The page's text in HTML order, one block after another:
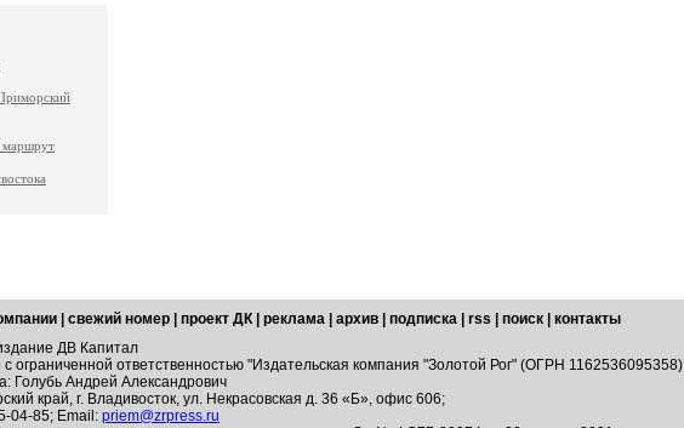
маршрут
свежий номер проект ДК реклама архив подписка rss поиск
контакты
ДВ Капитал
ограниченной ответственностью "Издательская компания "Золотой Рог" (ОГРН 1162536095358)
Голубь Андрей Александрович
край, г. Владивосток, ул. Некрасовская д. 36 «Б», офис 606;
04-85; Email: priem@zrpress.ru